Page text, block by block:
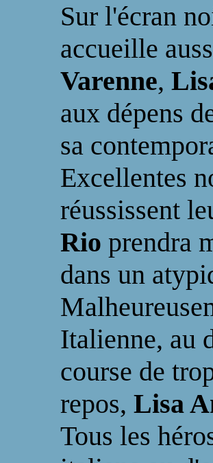
Sur l'écran
accueille
Varenne,
aux dépens
sa
Excellentes
réussissent
Rio prendra
dans un
Italienne, au
course de
repos, Lisa
Tous les